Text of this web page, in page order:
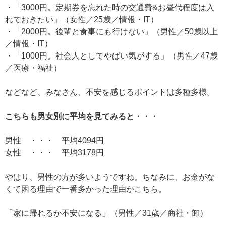
・「3000円。定期券を忘れた時の交通費&お昼代程度は入
れておきたい」（女性／25歳／情報・IT）
・「2000円。後輩と食事にも行けない」（男性／50歳以上
／情報・IT）
・「1000円。社会人としてやばい気がする」（男性／47歳
／医療・福祉）
などなど、みなさん、不安を感じるポイントは多種多様。
こちらも男女別に平均を見てみると・・・
男性 ・・・ 平均4094円
女性 ・・・ 平均3178円
やはり、男性の方が多いようですね。ちなみに、お金がな
くて困る理由で一番多かった理由がこちら。
「家に帰れるか不安になる」（男性／31歳／商社・卸）